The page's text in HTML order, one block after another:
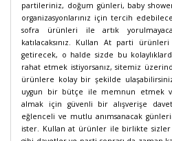
partileriniz, doğum günleri, baby
organizasyonlarınız için tercih
sofra ürünleri ile artık
katılacaksınız. Kullan At parti
getirecek, o halde sizde bu
rahat etmek istiyorsanız, sitemiz
ürünlere kolay bir şekilde
uygun bir bütçe ile memnun etmek
almak için güvenli bir alışverişe
eğlenceli ve mutlu anımsanacak
ister. Kullan at ürünler ile birlikte